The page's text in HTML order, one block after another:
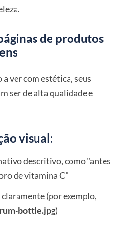
de produtos
ver com estética, seus
ser de alta qualidade e
visual:
descritivo, como "antes
de vitamina C"
(por exemplo,
bottle.jpg)